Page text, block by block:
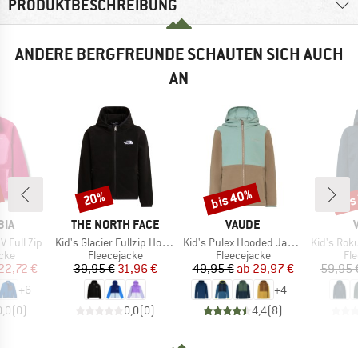
PRODUKTBESCHREIBUNG
ANDERE BERGFREUNDE SCHAUTEN SICH AUCH
AN
Full Zip
Preis
€
+6
(0)
MARKE
THE NORTH FACE
Artikel
Kid's Glacier Fullzip Hoodie
Produktgruppe
Fleecejacke
Preis
39,95 €reduzierter Preis
31,96 €
0,0(0)
Rabatt
20%
MARKE
VAUDE
Artikel
Kid's Pulex Hooded Jacket II
Produktgruppe
Fleecejacke
Preis
49,95 € reduzierter Preis
ab 29,97 €
+4
4,4(8)
Rabatt
bis 40%
Artikel
Kid's
59,95